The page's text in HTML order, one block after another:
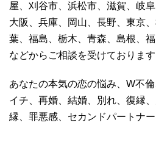
屋、刈谷市、浜松市、滋賀、岐
大阪、兵庫、岡山、長野、東京
葉、福島、栃木、青森、島根、
などからご相談を受けております
あなたの本気の恋の悩み、W不
イチ、再婚、結婚、別れ、復縁
縁、罪悪感、セカンドパートナー